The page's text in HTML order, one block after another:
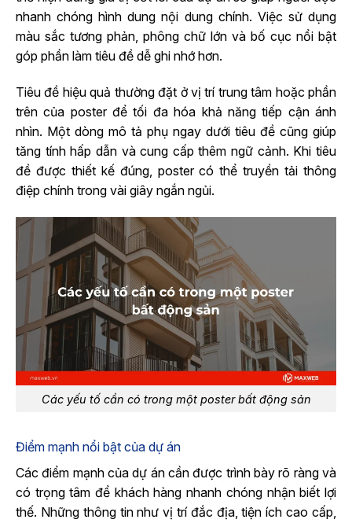
nhanh chóng hình dung nội dung chính. Việc sử dụng
màu sắc tương phản, phông chữ lớn và bố cục nổi bật
góp phần làm tiêu đề dễ ghi nhớ hơn.
Tiêu đề hiệu quả thường đặt ở vị trí trung tâm hoặc phần
trên của poster để tối đa hóa khả năng tiếp cận ánh
nhìn. Một dòng mô tả phụ ngay dưới tiêu đề cũng giúp
tăng tính hấp dẫn và cung cấp thêm ngữ cảnh. Khi tiêu
đề được thiết kế đúng, poster có thể truyền tải thông
điệp chính trong vài giây ngắn ngủi.
Các yếu tố cần có trong một poster bất động sản
Điểm mạnh nổi bật của dự án
Các điểm mạnh của dự án cần được trình bày rõ ràng và
có trọng tâm để khách hàng nhanh chóng nhận biết lợi
thế. Những thông tin như vị trí đắc địa, tiện ích cao cấp,